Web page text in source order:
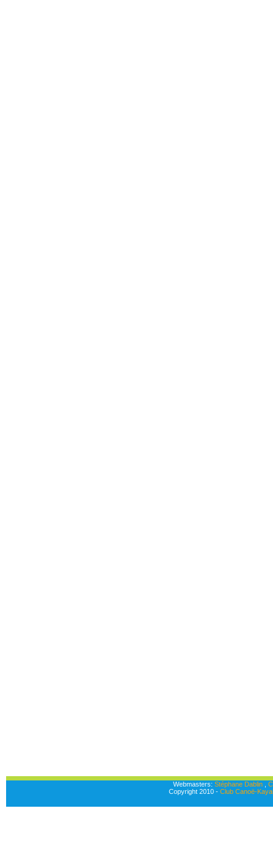
Webmasters: Stéphane Dablin,
Copyright 2010 - Club Canoë-